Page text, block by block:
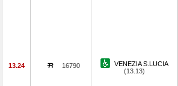
13.24 16790
VENEZIA S.LUCIA
(13.13)